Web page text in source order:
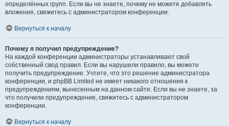
определённых групп. Если вы не знаете, почему не можете добавлять
вложения, свяжитесь с администратором конференции.
Вернуться к началу
Почему я получил предупреждение?
На каждой конференции администраторы устанавливают свой
собственный свод правил. Если вы нарушили правило, вы можете
получить предупреждение. Учтите, что это решение администратора
конференции, и phpBB Limited не имеет никакого отношения к
предупреждениям, вынесенным на данном сайте. Если вы не знаете, за
что получили предупреждение, свяжитесь с администратором
конференции.
Вернуться к началу